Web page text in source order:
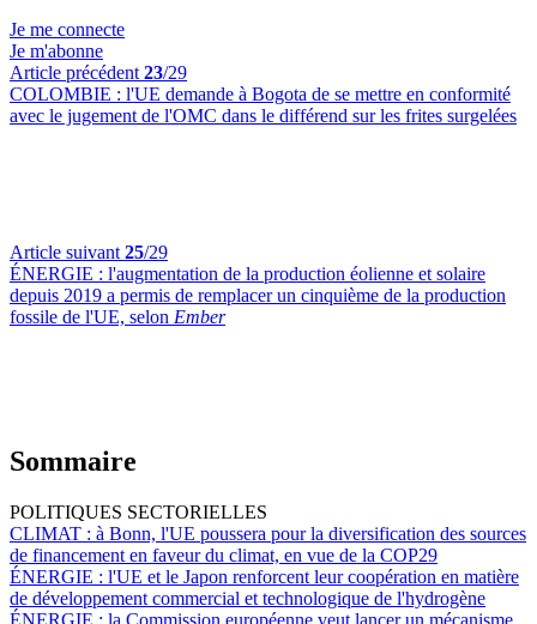
Je me connecte
Je m'abonne
Article précédent 23/29
COLOMBIE : l'UE demande à Bogota de se mettre en conformité
avec le jugement de l'OMC dans le différend sur les frites surgelées
Article suivant 25/29
ÉNERGIE : l'augmentation de la production éolienne et solaire
depuis 2019 a permis de remplacer un cinquième de la production
fossile de l'UE, selon Ember
Sommaire
POLITIQUES SECTORIELLES
CLIMAT : à Bonn, l'UE poussera pour la diversification des sources
de financement en faveur du climat, en vue de la COP29
ÉNERGIE : l'UE et le Japon renforcent leur coopération en matière
de développement commercial et technologique de l'hydrogène
ÉNERGIE : la Commission européenne veut lancer un mécanisme